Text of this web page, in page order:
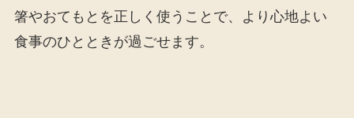
箸やおてもとを正しく使うことで、より心地よい
食事のひとときが過ごせます。